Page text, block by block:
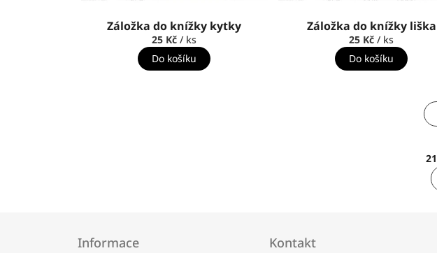
Záložka do knížky kytky
25 Kč/ ks
Do košíku
Záložka do knížky liška
25 Kč/ ks
Do košíku
21
Informace Kontakt